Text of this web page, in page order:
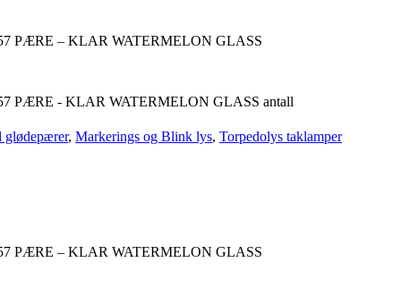
PÆRE – KLAR WATERMELON GLASS
PÆRE - KLAR WATERMELON GLASS antall
glødepærer, Markerings og Blink lys, Torpedolys taklamper
PÆRE – KLAR WATERMELON GLASS